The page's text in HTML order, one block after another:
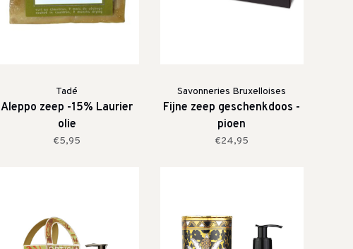
Tadé
Aleppo zeep -15% Laurier
olie
€5,95
Savonneries Bruxelloises
Fijne zeep geschenkdoos -
pioen
€24,95